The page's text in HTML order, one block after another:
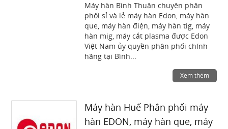
Máy hàn Bình Thuận chuyên phân
phối sỉ và lẻ máy hàn Edon, máy hàn
que, máy hàn điện, máy hàn tig, máy
hàn mig, máy cắt plasma được Edon
Việt Nam ủy quyền phân phối chính
hãng tại Bình...
Xem thêm
Máy hàn Huế Phân phối máy
hàn EDON, máy hàn que, máy